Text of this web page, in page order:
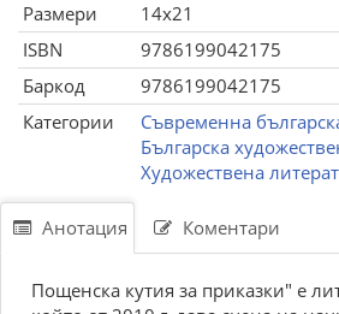
Размери
14x21
ISBN
9786199042175
Баркод
9786199042175
Категории
Съвременна
Българска
Художествена
Анотация Коментари
Пoщeнcка кутия за пpиказки" e